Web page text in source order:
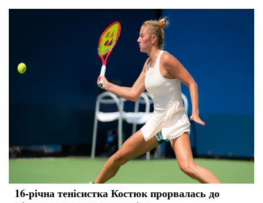
16-річна тенісистка Костюк прорвалась до